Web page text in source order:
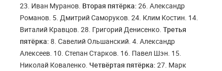
23. Иван Муранов. Вторая пятёрка: 26. Александр
Романов. 5. Дмитрий Саморуков. 24. Клим Костин. 14.
Виталий Кравцов. 28. Григорий Денисенко. Третья
пятёрка: 8. Савелий Ольшанский. 4. Александр
Алексеев. 10. Степан Старков. 16. Павел Шэн. 15.
Николай Коваленко. Четвёртая пятёрка: 27. Марк